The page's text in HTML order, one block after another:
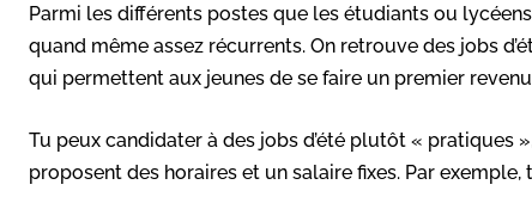
Parmi les différents postes que les étudiants ou
quand même assez récurrents. On retrouve des jobs
qui permettent aux jeunes de se faire un premier
Tu peux candidater à des jobs d’été plutôt « pratiques
proposent des horaires et un salaire fixes. Par